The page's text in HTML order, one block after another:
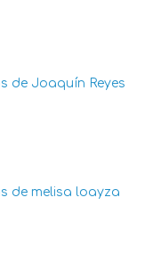
de Joaquín Reyes
de melisa loayza